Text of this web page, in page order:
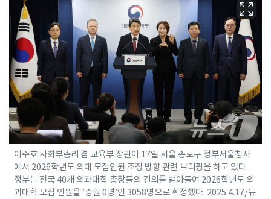
이주호 사회부총리 겸 교육부 장관이 17일 서울 종로구 정부서울청사
에서 2026학년도 의대 모집인원 조정 방향 관련 브리핑을 하고 있다.
정부는 전국 40개 의과대학 총장들의 건의를 받아들여 2026학년도 의
괴대학 모집 인원을 ‘증원 0명’인 3058명으로 확정했다. 2025.4.17/뉴